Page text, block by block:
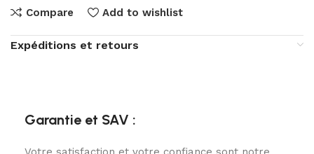
Compare Add to wishlist
Expéditions et retours
Garantie et SAV :